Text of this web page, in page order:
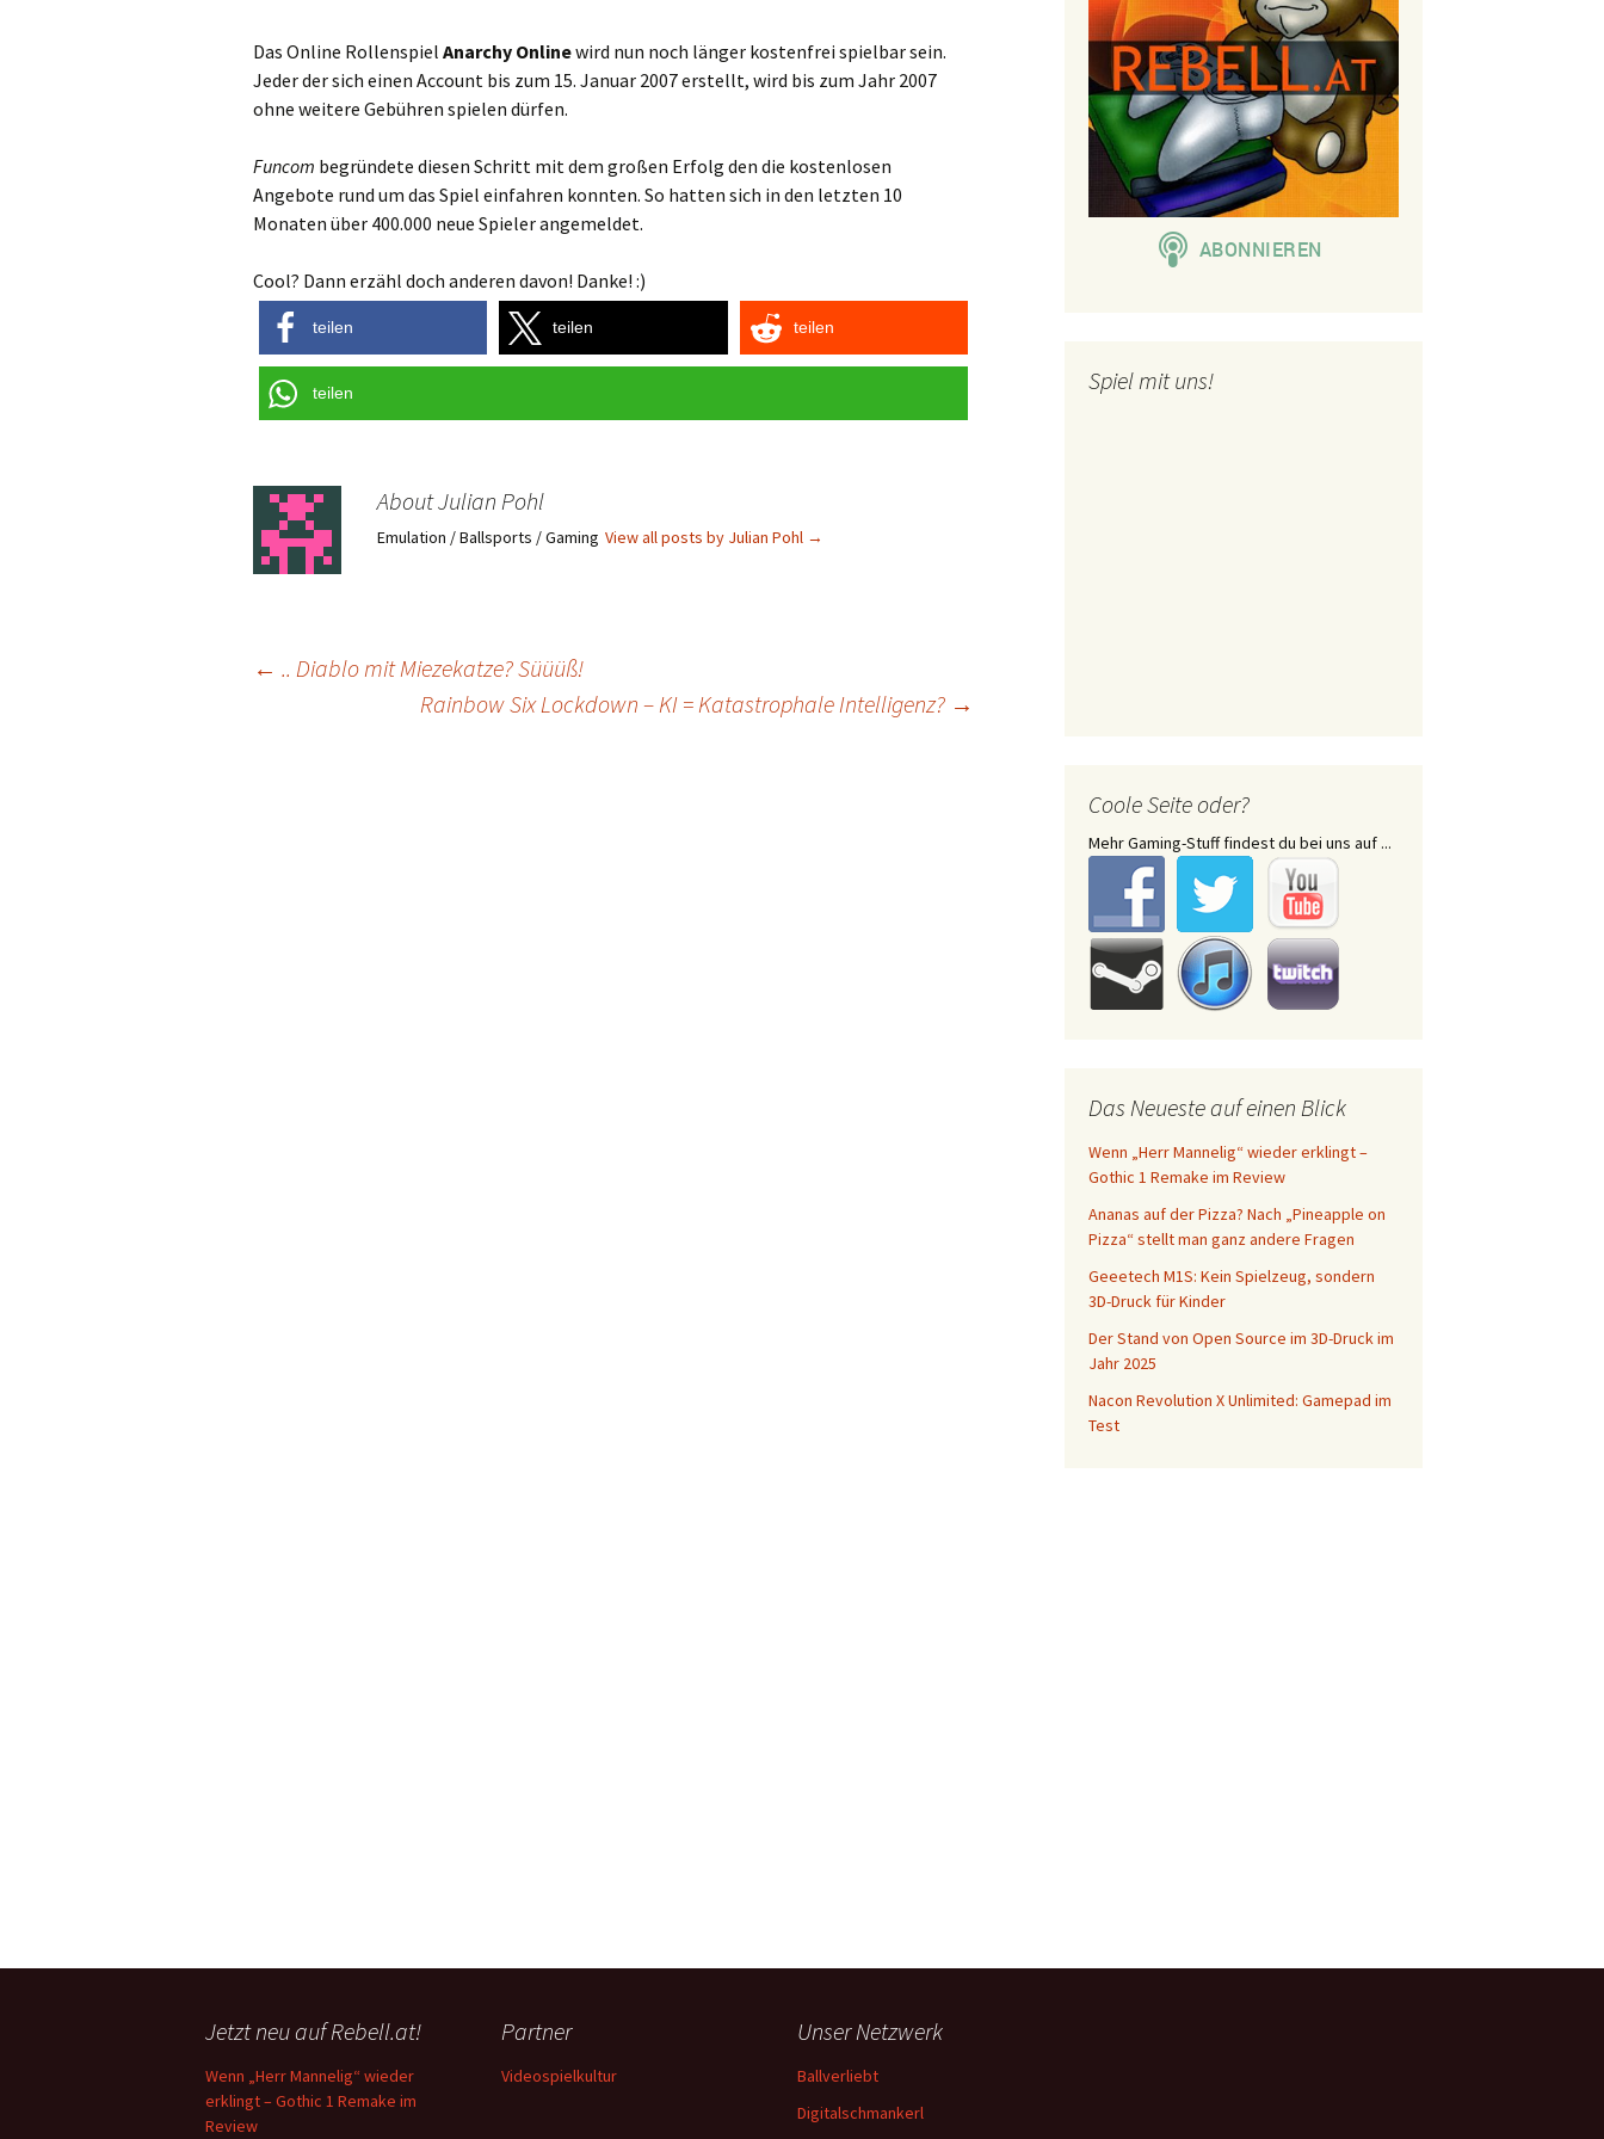
Das Online Rollenspiel Anarchy Onlinewird nun noch länger kostenfrei spielbar sein.
Jeder der sich einen Account bis zum 15. Januar 2007 erstellt, wird bis zum Jahr 2007
ohne weitere Gebühren spielen dürfen.
Funcom begründete diesen Schritt mit dem großen Erfolg den die kostenlosen
Angebote rund um das Spiel einfahren konnten. So hatten sich in den letzten 10
Monaten über 400.000 neue Spieler angemeldet.
Cool? Dann erzähl doch anderen davon! Danke! :)
teilen teilen teilen
teilen
About Julian Pohl
Emulation / Ballsports / Gaming View all posts by Julian Pohl →
← .. Diablo mit Miezekatze? Süüüß!
Rainbow Six Lockdown – KI = Katastrophale Intelligenz? →
Spiel mit uns!
Coole Seite oder?
Mehr Gaming-Stuff findest du bei uns auf ...
Das Neueste auf einen Blick
Wenn „Herr Mannelig“ wieder erklingt –
Gothic 1 Remake im Review
Ananas auf der Pizza? Nach „Pineapple on
Pizza“ stellt man ganz andere Fragen
Geeetech M1S: Kein Spielzeug, sondern
3D-Druck für Kinder
Der Stand von Open Source im 3D-Druck im
Jahr 2025
Nacon Revolution X Unlimited: Gamepad im
Test
Jetzt neu auf Rebell.at!
Wenn „Herr Mannelig“ wieder
erklingt – Gothic 1 Remake im
Review
Partner
Videospielkultur
Unser Netzwerk
Ballverliebt
Digitalschmankerl